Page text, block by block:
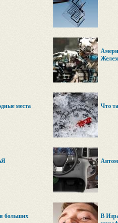
места
Что
больших
В